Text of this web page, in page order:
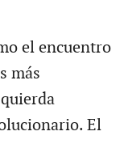
el encuentro
más
El